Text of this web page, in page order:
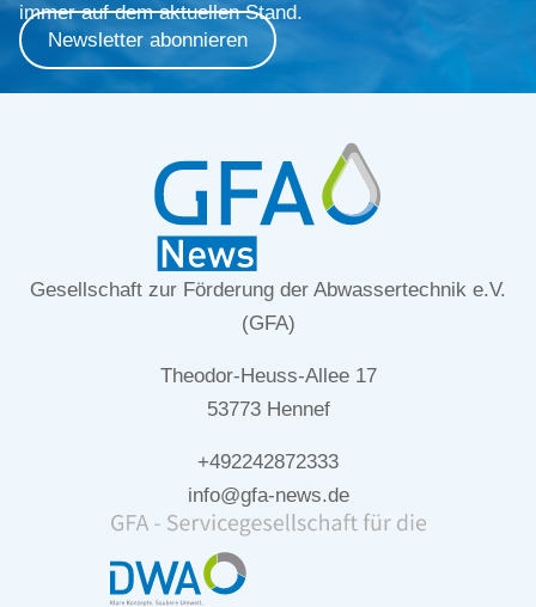
immer auf dem aktuellen Stand.
Newsletter abonnieren
Gesellschaft zur Förderung der Abwassertechnik e.V.
(GFA)
Theodor-Heuss-Allee 17
53773 Hennef
+492242872333
info@gfa-news.de